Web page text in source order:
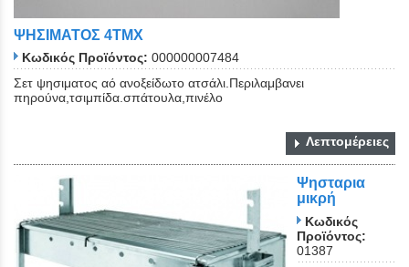
ΨΗΣΙΜΑΤΟΣ 4ΤΜΧ
Κωδικός Προϊόντος: 000000007484
Σετ ψησιματος αό ανοξείδωτο ατσάλι.Περιλαμβανει
πηρούνα,τσιμπίδα.σπάτουλα,πινέλο
Λεπτομέρειες
Ψησταρια
μικρή
Κωδικός
Προϊόντος:
01387